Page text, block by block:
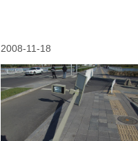
2008-11-18